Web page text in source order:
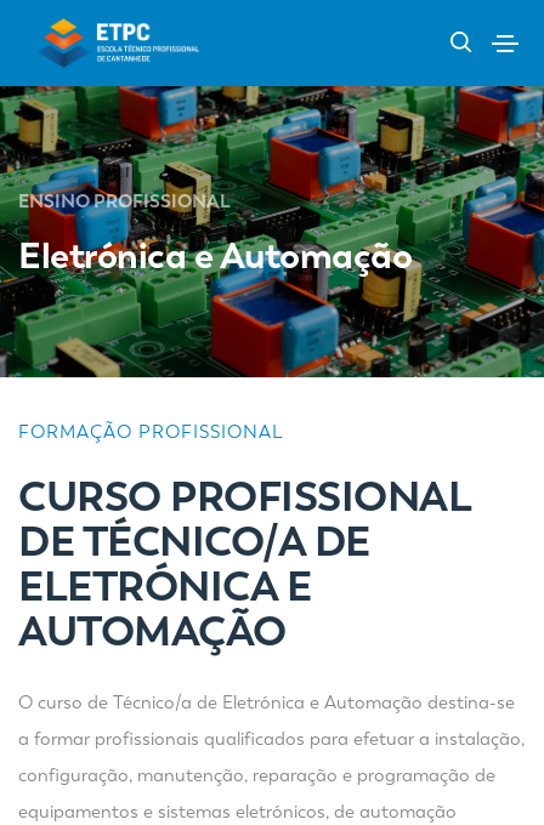
ENSINO PROFISSIONAL
Eletrónica e Automação
FORMAÇÃO PROFISSIONAL
CURSO PROFISSIONAL
DE TÉCNICO/A DE
ELETRÓNICA E
AUTOMAÇÃO
O curso de Técnico/a de Eletrónica e Automação destina-se
a formar profissionais qualificados para efetuar a instalação,
configuração, manutenção, reparação e programação de
equipamentos e sistemas eletrónicos, de automação